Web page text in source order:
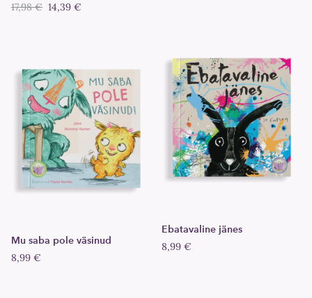
17,98 € 14,39 €
Ebatavaline jänes
8,99 €
Mu saba pole väsinud
8,99 €